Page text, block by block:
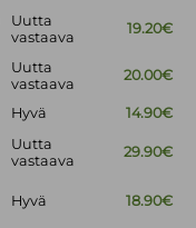
Uutta
vastaava
19.20€
Uutta
vastaava
20.00€
Hyvä
14.90€
Uutta
vastaava
29.90€
Hyvä 18.90€